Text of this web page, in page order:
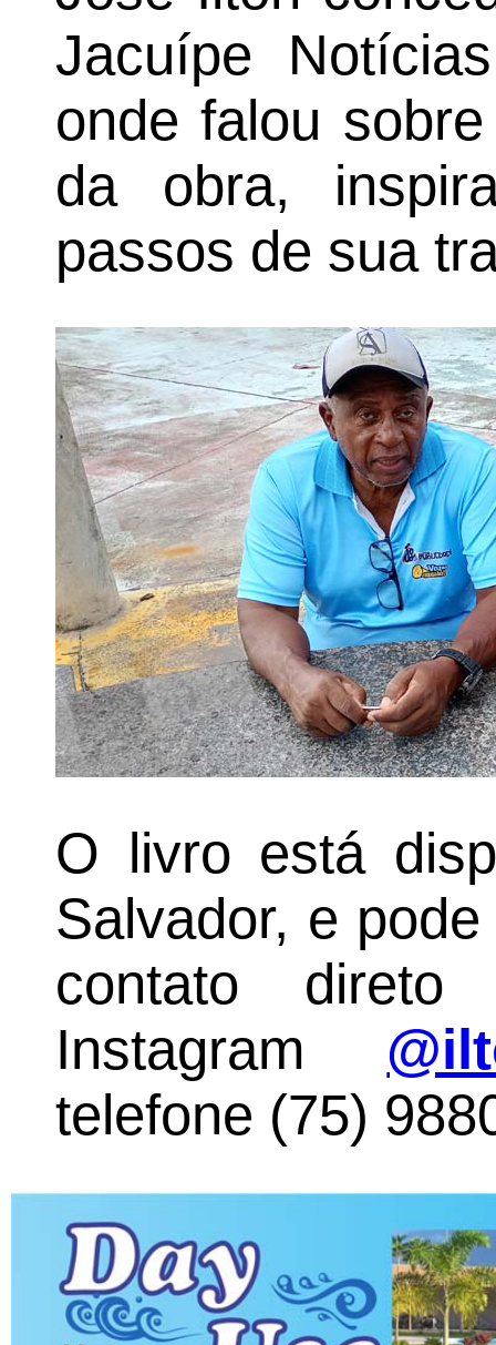
Jacuípe
onde falou
da obra,
passos de sua
O livro está
Salvador, e
contato
Instagram
telefone (75)